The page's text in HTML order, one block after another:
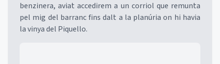
benzinera, aviat accedirem a un corriol que remunta
pel mig del barranc fins dalt a la planúria on hi havia
la vinya del Piquello.